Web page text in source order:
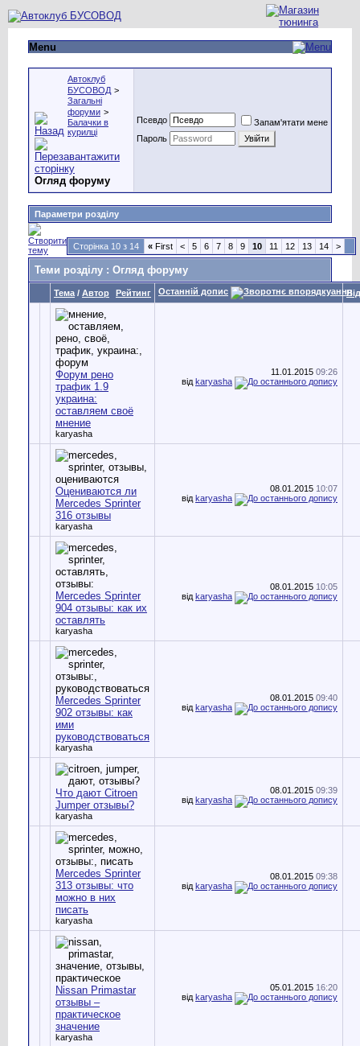
Menu
Автоклуб
БУСОВОД >
Загальні
форуми >
Балачки в
курилці
Огляд форуму
Псевдо
Запам'ятати мене
Пароль
Параметри розділу
Сторінка 10 з 14 « First < 5 6 7 8 9 10 11 12 13 14 >
Теми розділу : Огляд форуму
Рейтинг
Тема / Автор Останній допис
Форум рено
трафик 1.9
украина:
оставляем своё
мнение
karyasha
11.01.2015 09:26
від karyasha
Оцениваются ли
Mercedes Sprinter
316 отзывы
karyasha
08.01.2015 10:07
від karyasha
Mercedes Sprinter
904 отзывы: как их
оставлять
karyasha
08.01.2015 10:05
від karyasha
Mercedes Sprinter
902 отзывы: как
ими
руководствоваться
karyasha
08.01.2015 09:40
від karyasha
Что дают Citroen
Jumper отзывы?
karyasha
08.01.2015 09:39
від karyasha
Mercedes Sprinter
313 отзывы: что
можно в них
писать
karyasha
08.01.2015 09:38
від karyasha
Nissan Primastar
отзывы –
практическое
значение
karyasha
05.01.2015 16:20
від karyasha